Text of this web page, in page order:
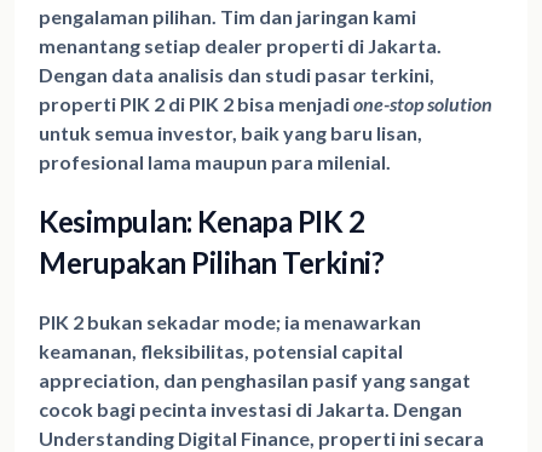
pengalaman pilihan. Tim dan jaringan kami
menantang setiap dealer properti di Jakarta.
Dengan data analisis dan studi pasar terkini,
properti PIK 2 di PIK 2 bisa menjadione-stop solution
untuk semua investor, baik yang baru lisan,
profesional lama maupun para milenial.
Kesimpulan: Kenapa PIK 2
Merupakan Pilihan Terkini?
PIK 2 bukan sekadar mode; ia menawarkan
keamanan, fleksibilitas, potensial capital
appreciation, dan penghasilan pasif yang sangat
cocok bagi pecinta investasi di Jakarta. Dengan
Understanding Digital Finance, properti ini secara